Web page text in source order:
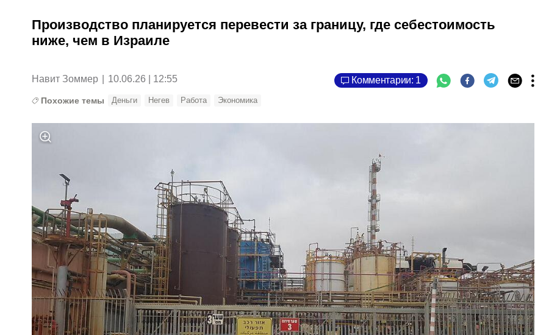
Производство планируется перевести за границу, где себестоимость
ниже, чем в Израиле
Навит Зоммер 10.06.26 | 12:55 Комментарии: 1
Похожие темы Деньги Негев Работа Экономика